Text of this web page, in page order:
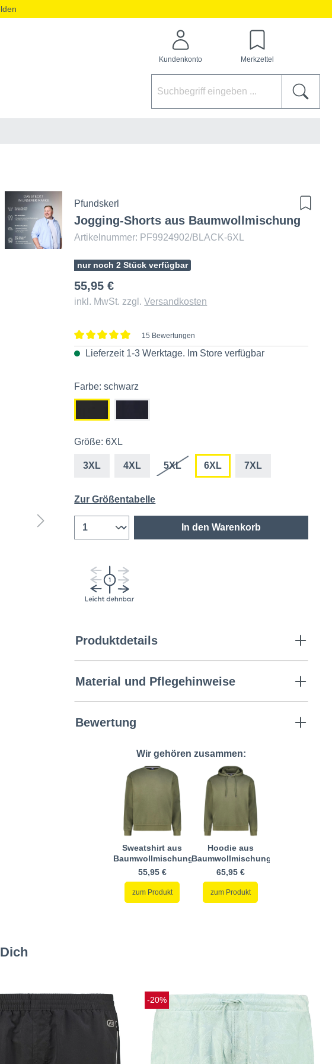
Kundenkonto Merkzettel
Pfundskerl
Jogging-Shorts aus Baumwollmischung
Artikelnummer: PF9924902/BLACK-6XL
nur noch 2 Stück verfügbar
55,95 €
inkl. MwSt. zzgl.Versandkosten
Durchschnittliche Bewertung von 5 von 5 Sternen
15 Bewertungen
Lieferzeit 1-3 Werktage. Im Store verfügbar
Farbe: schwarz
Größe: 6XL
3XL 4XL 5XL 6XL 7XL
Zur Größentabelle
In den Warenkorb
Produktdetails
Material und Pflegehinweise
Bewertung
Wir gehören zusammen:
Sweatshirt aus
Baumwollmischung
55,95 €
zum Produkt
Hoodie aus
Baumwollmischung
65,95 €
zum Produkt
-20%